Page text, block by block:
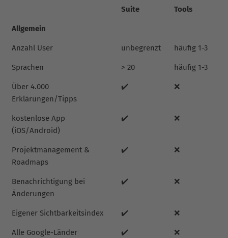
Suite
Tools
Allgemein
Anzahl User unbegrenzt häufig 1-3
Sprachen > 20 häufig 1-3
Über 4.000
Erklärungen/Tipps
✔️ ❌
kostenlose App
(iOS/Android)
✔️ ❌
Projektmanagement &
Roadmaps
✔️ ❌
Benachrichtigung bei
Änderungen
✔️ ❌
Eigener Sichtbarkeitsindex ✔️ ❌
Alle Google-Länder ✔️ ❌